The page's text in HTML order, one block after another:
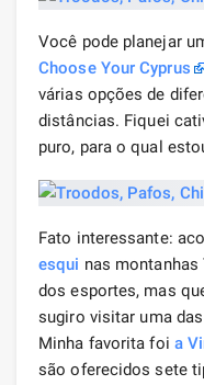
Você pode planejar
Choose Your Cyprus
várias opções de
distâncias. Fiquei
puro, para o qual
Fato interessante:
esqui nas
dos esportes, mas
sugiro visitar uma
Minha favorita foi a
são oferecidos sete